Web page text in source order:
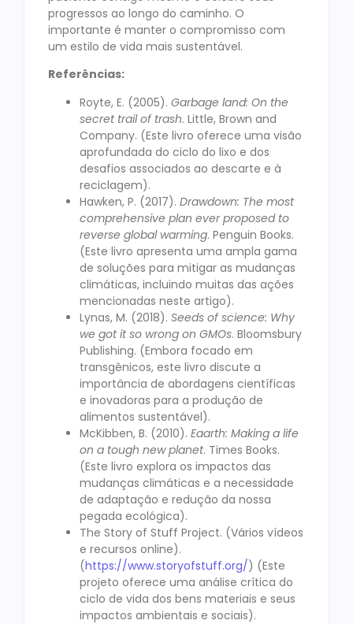
progressos ao longo do caminho. O
importante é manter o compromisso com
um estilo de vida mais sustentável.
Referências:
Royte, E. (2005). Garbage land: On the
secret trail of trash. Little, Brown and
Company. (Este livro oferece uma visão
aprofundada do ciclo do lixo e dos
desafios associados ao descarte e à
reciclagem).
Hawken, P. (2017). Drawdown: The most
comprehensive plan ever proposed to
reverse global warming. Penguin Books.
(Este livro apresenta uma ampla gama
de soluções para mitigar as mudanças
climáticas, incluindo muitas das ações
mencionadas neste artigo).
Lynas, M. (2018). Seeds of science: Why
we got it so wrong on GMOs. Bloomsbury
Publishing. (Embora focado em
transgênicos, este livro discute a
importância de abordagens científicas
e inovadoras para a produção de
alimentos sustentável).
McKibben, B. (2010). Eaarth: Making a life
on a tough new planet. Times Books.
(Este livro explora os impactos das
mudanças climáticas e a necessidade
de adaptação e redução da nossa
pegada ecológica).
The Story of Stuff Project. (Vários vídeos
e recursos online).
(https://www.storyofstuff.org/) (Este
projeto oferece uma análise crítica do
ciclo de vida dos bens materiais e seus
impactos ambientais e sociais).